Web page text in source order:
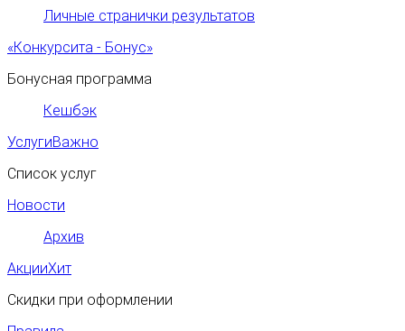
Личные странички результатов
«Конкурсита - Бонус»
Бонусная программа
Кешбэк
УслугиВажно
Список услуг
Новости
Архив
АкцииХит
Скидки при оформлении